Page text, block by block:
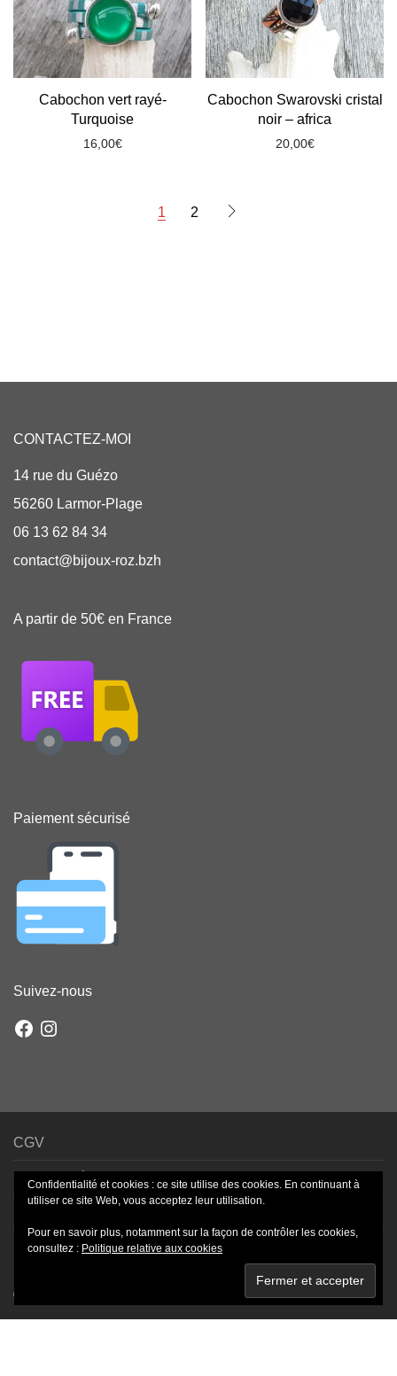
Cabochon vert rayé-
Turquoise
16,00€
Cabochon Swarovski cristal
noir – africa
20,00€
1 2
CONTACTEZ-MOI
14 rue du Guézo
56260 Larmor-Plage
06 13 62 84 34
contact@bijoux-roz.bzh
A partir de 50€ en France
Paiement sécurisé
Suivez-nous
FacebookInstagram
CGV
Mentions légales
Paiement sécurisé
© NordicMade
Confidentialité et cookies : ce site utilise des cookies. En continuant à
utiliser ce site Web, vous acceptez leur utilisation.
Pour en savoir plus, notamment sur la façon de contrôler les cookies,
consultez : Politique relative aux cookies